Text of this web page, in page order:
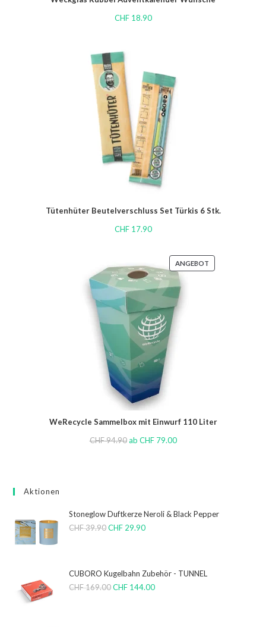
CHF18.90
Tütenhüter Beutelverschluss Set Türkis 6 Stk.
CHF17.90
ANGEBOT
WeRecycle Sammelbox mit Einwurf 110 Liter
CHF94.90 ab CHF79.00
Aktionen
Stoneglow Duftkerze Neroli & Black Pepper
CHF39.90 CHF 29.90
CUBORO Kugelbahn Zubehör - TUNNEL
CHF169.00 CHF 144.00